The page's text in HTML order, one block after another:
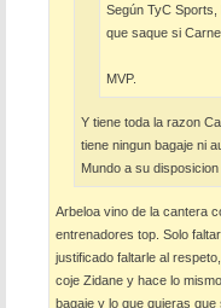
Según TyC
que saque si
MVP.
Y tiene toda la razon
tiene ningun bagaje ni
Mundo a su
Arbeloa vino de la cantera
entrenadores top. Solo
justificado faltarle al
coje Zidane y hace lo
bagaje y lo que quieras